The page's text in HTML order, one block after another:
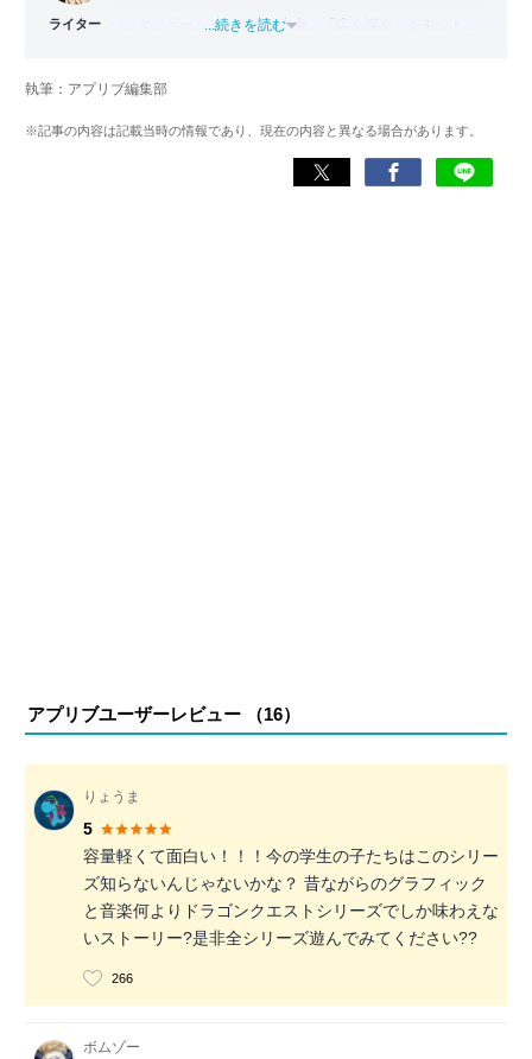
ライター バンタンゲームアカデミー 出身。「広く深く」をモットー
ゲームだけでも1,000本以上。ゲーム開発者を目指した経験
くして面白さを引き出し、人々に伝えるためゲームライタ
...続きを読む
執筆：アプリブ編集部
※記事の内容は記載当時の情報であり、現在の内容と異なる場合があります。
アプリブユーザーレビュー （16）
りょうま
5
容量軽くて面白い！！！今の学生の子たちはこのシリー
ズ知らないんじゃないかな？ 昔ながらのグラフィック
と音楽何よりドラゴンクエストシリーズでしか味わえな
いストーリー?是非全シリーズ遊んでみてください??
266
ボムゾー